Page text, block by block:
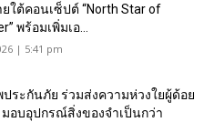
ใต้คอนเซ็ปต์ “North Star of
พร้อมเพิ่มเอ...
| 5:41 pm
ประกันภัย ร่วมส่งความห่วงใยผู้ด้อย
มอบอุปกรณ์สิ่งของจำเป็นกว่า